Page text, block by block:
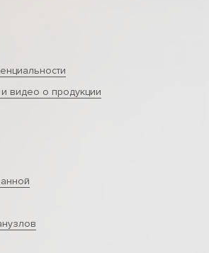
видео о продукции